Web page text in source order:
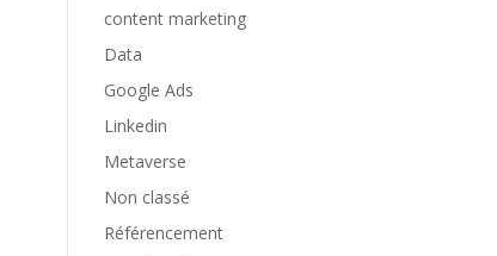
content marketing
Data
Google Ads
Linkedin
Metaverse
Non classé
Référencement